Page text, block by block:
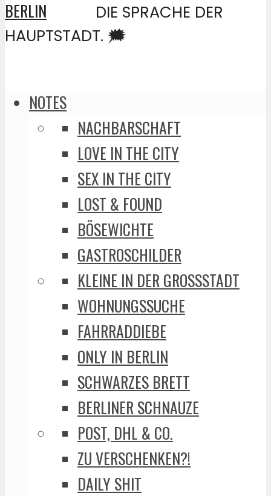
DIE SPRACHE DER
HAUPTSTADT. 🗯️
NOTES
NACHBARSCHAFT
LOVE IN THE CITY
SEX IN THE CITY
LOST & FOUND
BÖSEWICHTE
GASTROSCHILDER
KLEINE IN DER GROSSSTADT
WOHNUNGSSUCHE
FAHRRADDIEBE
ONLY IN BERLIN
SCHWARZES BRETT
BERLINER SCHNAUZE
POST, DHL & CO.
ZU VERSCHENKEN?!
DAILY SHIT